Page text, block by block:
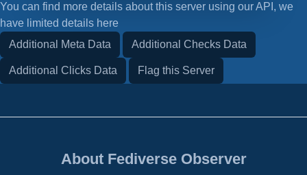
You can find more details about this server using our API, we
have limited details here
Additional Meta Data
Additional Checks Data
Additional Clicks Data Flag this Server
About Fediverse Observer